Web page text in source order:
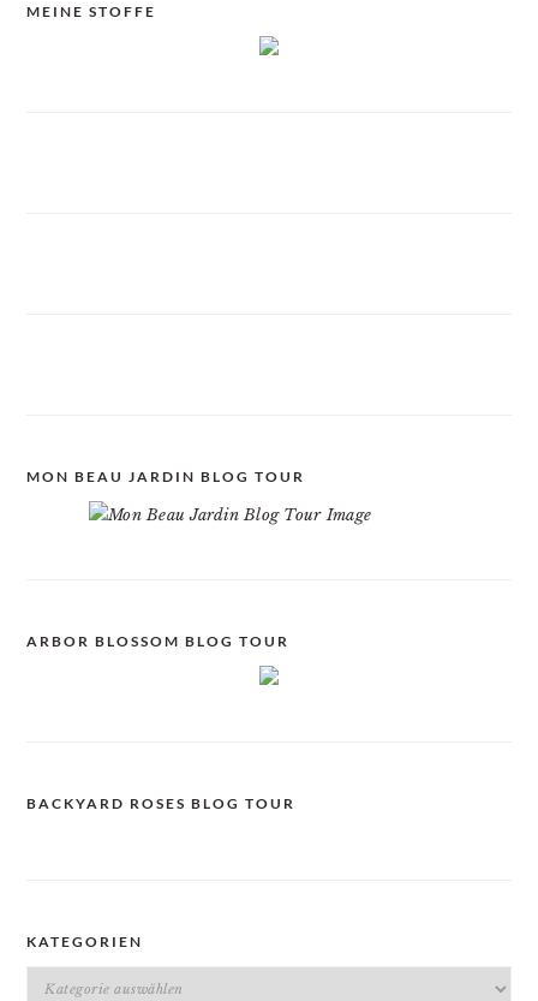
MEINE STOFFE
MON BEAU JARDIN BLOG TOUR
ARBOR BLOSSOM BLOG TOUR
BACKYARD ROSES BLOG TOUR
KATEGORIEN
Kategorien